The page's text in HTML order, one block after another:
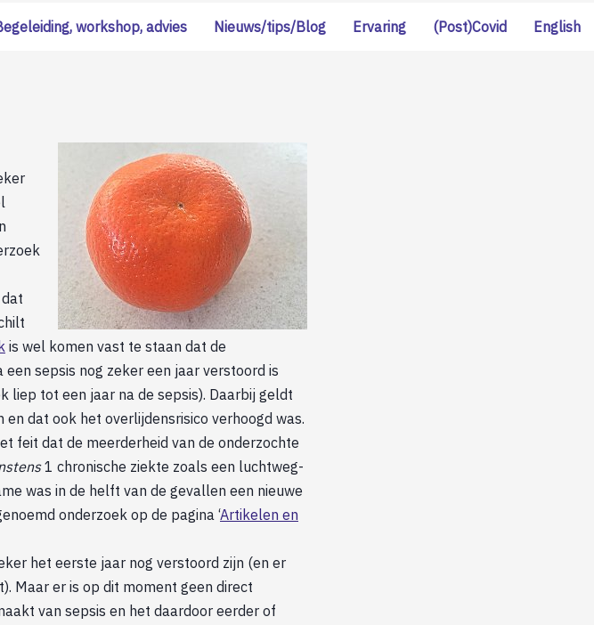
is wel komen vast te staan dat de
sepsis nog zeker een jaar verstoord is
liep tot een jaar na de sepsis). Daarbij geldt
dat ook het overlijdensrisico verhoogd was.
feit dat de meerderheid van de onderzochte
1 chronische ziekte zoals een luchtweg-
was in de helft van de gevallen een nieuwe
onderzoek op de pagina ‘Artikelen en
het eerste jaar nog verstoord zijn (en er
Maar er is op dit moment geen direct
van sepsis en het daardoor eerder of
workshop, advies Nieuws/tips/Blog Ervaring (Post)Covid English